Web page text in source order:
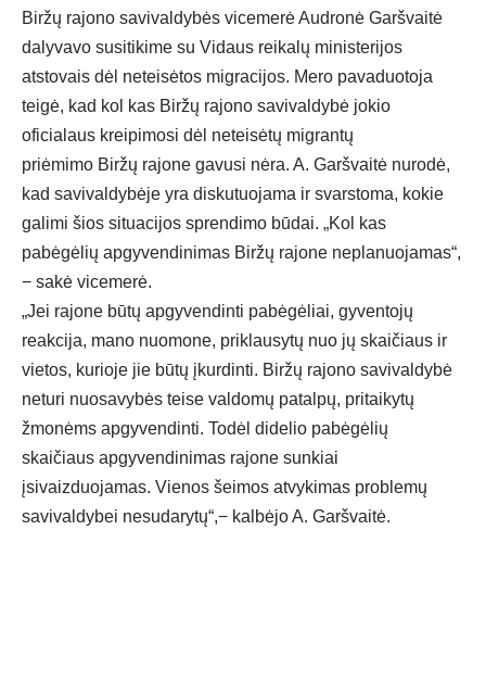
Biržų rajono savivaldybės vicemerė Audronė Garšvaitė
dalyvavo susitikime su Vidaus reikalų ministerijos
atstovais dėl neteisėtos migracijos. Mero pavaduotoja
teigė, kad kol kas Biržų rajono savivaldybė jokio
oficialaus kreipimosi dėl neteisėtų migrantų
priėmimo Biržų rajone gavusi nėra. A. Garšvaitė nurodė,
kad savivaldybėje yra diskutuojama ir svarstoma, kokie
galimi šios situacijos sprendimo būdai. „Kol kas
pabėgėlių apgyvendinimas Biržų rajone neplanuojamas“,
− sakė vicemerė.
„Jei rajone būtų apgyvendinti pabėgėliai, gyventojų
reakcija, mano nuomone, priklausytų nuo jų skaičiaus ir
vietos, kurioje jie būtų įkurdinti. Biržų rajono savivaldybė
neturi nuosavybės teise valdomų patalpų, pritaikytų
žmonėms apgyvendinti. Todėl didelio pabėgėlių
skaičiaus apgyvendinimas rajone sunkiai
įsivaizduojamas. Vienos šeimos atvykimas problemų
savivaldybei nesudarytų“,− kalbėjo A. Garšvaitė.